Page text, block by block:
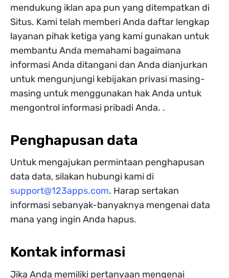
mendukung iklan apa pun yang ditempatkan di
Situs. Kami telah memberi Anda daftar lengkap
layanan pihak ketiga yang kami gunakan untuk
membantu Anda memahami bagaimana
informasi Anda ditangani dan Anda dianjurkan
untuk mengunjungi kebijakan privasi masing-
masing untuk menggunakan hak Anda untuk
mengontrol informasi pribadi Anda. .
Penghapusan data
Untuk mengajukan permintaan penghapusan
data data, silakan hubungi kami di
support@123apps.com. Harap sertakan
informasi sebanyak-banyaknya mengenai data
mana yang ingin Anda hapus.
Kontak informasi
Jika Anda memiliki pertanyaan mengenai